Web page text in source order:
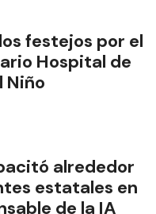
festejos por el
Hospital de
Niño
alrededor
estatales en
de la IA